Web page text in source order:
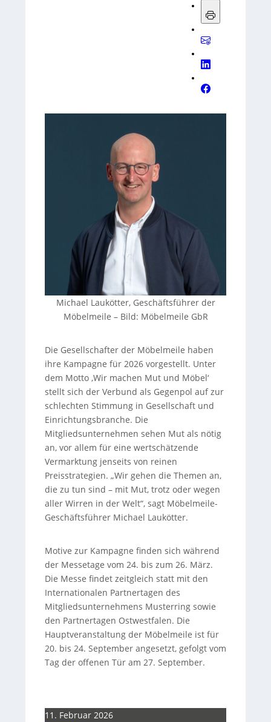
Michael Laukötter, Geschäftsführer der
Möbelmeile – Bild: Möbelmeile GbR
Die Gesellschafter der Möbelmeile haben
ihre Kampagne für 2026 vorgestellt. Unter
dem Motto ‚Wir machen Mut und Möbel‘
stellt sich der Verbund als Gegenpol auf zur
schlechten Stimmung in Gesellschaft und
Einrichtungsbranche. Die
Mitgliedsunternehmen sehen Mut als nötig
an, vor allem für eine wertschätzende
Vermarktung jenseits von reinen
Preisstrategien. „Wir gehen die Themen an,
die zu tun sind – mit Mut, trotz oder wegen
aller Wirren in der Welt“, sagt Möbelmeile-
Geschäftsführer Michael Laukötter.
Motive zur Kampagne finden sich während
der Messetage vom 24. bis zum 26. März.
Die Messe findet zeitgleich statt mit den
Internationalen Partnertagen des
Mitgliedsunternehmens Musterring sowie
den Partnertagen Ostwestfalen. Die
Hauptveranstaltung der Möbelmeile ist für
20. bis 24. September angesetzt, gefolgt vom
Tag der offenen Tür am 27. September.
11. Februar 2026